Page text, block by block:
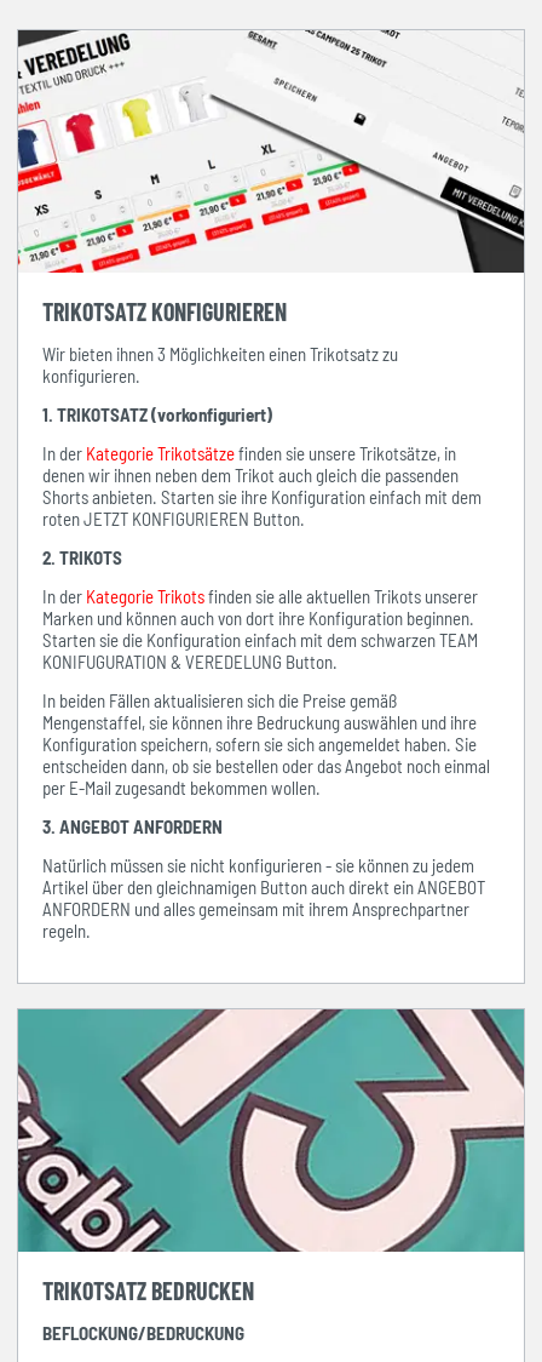
TRIKOTSATZ KONFIGURIEREN
Wir bieten ihnen 3 Möglichkeiten einen Trikotsatz zu
konfigurieren.
1. TRIKOTSATZ (vorkonfiguriert)
In der Kategorie Trikotsätzefinden sie unsere Trikotsätze, in
denen wir ihnen neben dem Trikot auch gleich die passenden
Shorts anbieten. Starten sie ihre Konfiguration einfach mit dem
roten JETZT KONFIGURIEREN Button.
2. TRIKOTS
In der Kategorie Trikotsfinden sie alle aktuellen Trikots unserer
Marken und können auch von dort ihre Konfiguration beginnen.
Starten sie die Konfiguration einfach mit dem schwarzen TEAM
KONIFUGURATION & VEREDELUNG Button.
In beiden Fällen aktualisieren sich die Preise gemäß
Mengenstaffel, sie können ihre Bedruckung auswählen und ihre
Konfiguration speichern, sofern sie sich angemeldet haben. Sie
entscheiden dann, ob sie bestellen oder das Angebot noch einmal
per E-Mail zugesandt bekommen wollen.
3. ANGEBOT ANFORDERN
Natürlich müssen sie nicht konfigurieren - sie können zu jedem
Artikel über den gleichnamigen Button auch direkt ein ANGEBOT
ANFORDERN und alles gemeinsam mit ihrem Ansprechpartner
regeln.
TRIKOTSATZ BEDRUCKEN
BEFLOCKUNG/BEDRUCKUNG